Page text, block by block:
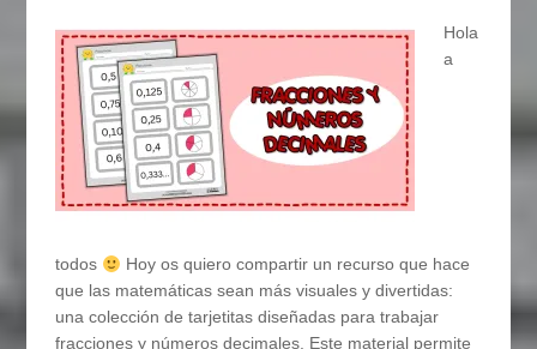
Hola
a
todos
Hoy os quiero compartir un recurso que hace
que las matemáticas sean más visuales y divertidas:
una colección de tarjetitas diseñadas para trabajar
fracciones y números decimales. Este material permite